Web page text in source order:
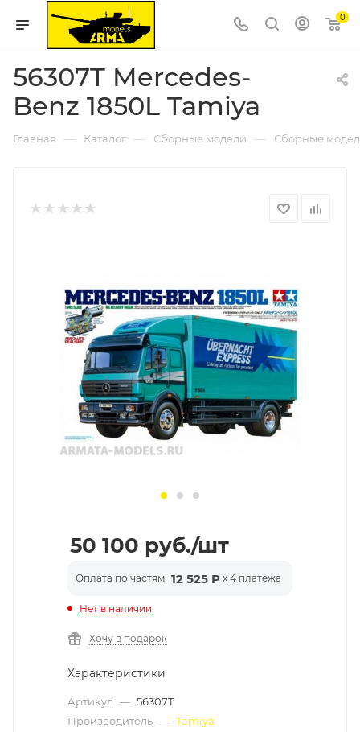
0
56307T Mercedes-
Benz 1850L Tamiya
Главная — Каталог — Сборные модели — Сборные
50 100 руб./шт
Оплата по частям 12 525 Р x 4 платежа
Нет в наличии
Хочу в подарок
Характеристики
Артикул — 56307T
Производитель — Tamiya